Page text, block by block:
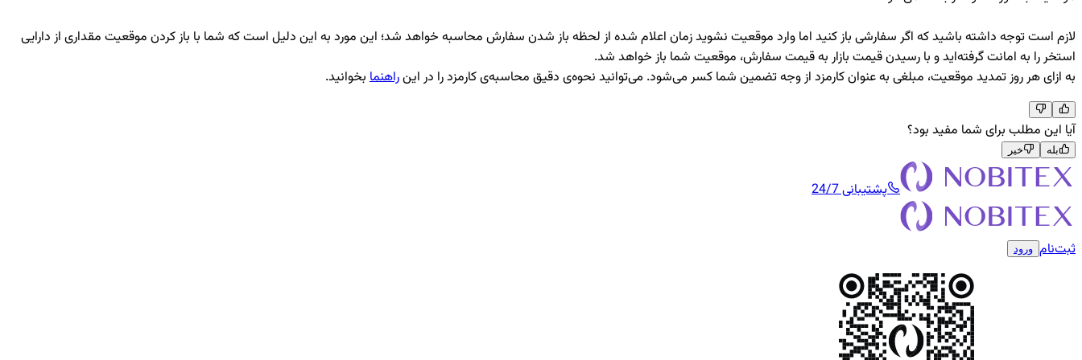
لازم است توجه داشته باشید که اگر سفارشی باز کنید اما وارد موقعیت نشوید زمان اعلام شده از لحظه باز شدن سفارش محاسبه خواهد شد؛ این مورد به این دلیل است که شما با باز کردن موقعیت مقداری از دارایی
استخر را به امانت گرفته‌اید و با رسیدن قیمت بازار به قیمت سفارش، موقعیت شما باز خواهد شد.
به ازای هر روز تمدید موقعیت، مبلغی به عنوان کارمزد از وجه تضمین شما کسر می‌شود. می‌توانید نحوه‌ی دقیق محاسبه‌ی کارمزد را در اینراهنما بخوانید.
آیا این مطلب برای شما مفید بود؟
بله خیر
پشتیبانی 24/7
ثبت‌نام ورود